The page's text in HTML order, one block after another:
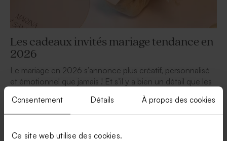
Consentement Détails À propos des cookies
Ce site web utilise des cookies.
Les cadeaux invités mariage tendance en
2026
Le mariage en 2026 s’annonce plus créatif, personnalisé
et émotionnel que jamais ! Et s’il y a bien un détail que les
invités adorent découvrir sur les tables ou à la sortie de
cérémonie, ce sont les cadeaux invités mariage. Ces
petites attentions font toujours leur effet et laissent un joli